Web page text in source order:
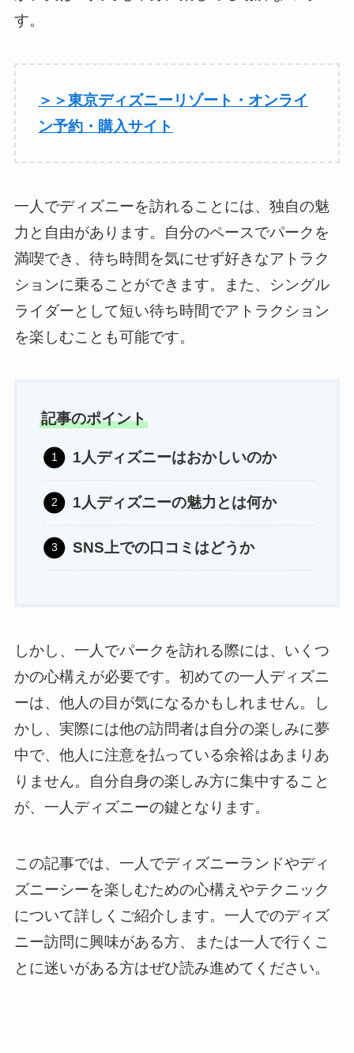
す。
＞＞東京ディズニーリゾート・オンライ
ン予約・購入サイト
一人でディズニーを訪れることには、独自の魅
力と自由があります。自分のペースでパークを
満喫でき、待ち時間を気にせず好きなアトラク
ションに乗ることができます。また、シングル
ライダーとして短い待ち時間でアトラクション
を楽しむことも可能です。
記事のポイント
1人ディズニーはおかしいのか
1人ディズニーの魅力とは何か
SNS上での口コミはどうか
しかし、一人でパークを訪れる際には、いくつ
かの心構えが必要です。初めての一人ディズニ
ーは、他人の目が気になるかもしれません。し
かし、実際には他の訪問者は自分の楽しみに夢
中で、他人に注意を払っている余裕はあまりあ
りません。自分自身の楽しみ方に集中すること
が、一人ディズニーの鍵となります。
この記事では、一人でディズニーランドやディ
ズニーシーを楽しむための心構えやテクニック
について詳しくご紹介します。一人でのディズ
ニー訪問に興味がある方、または一人で行くこ
とに迷いがある方はぜひ読み進めてください。